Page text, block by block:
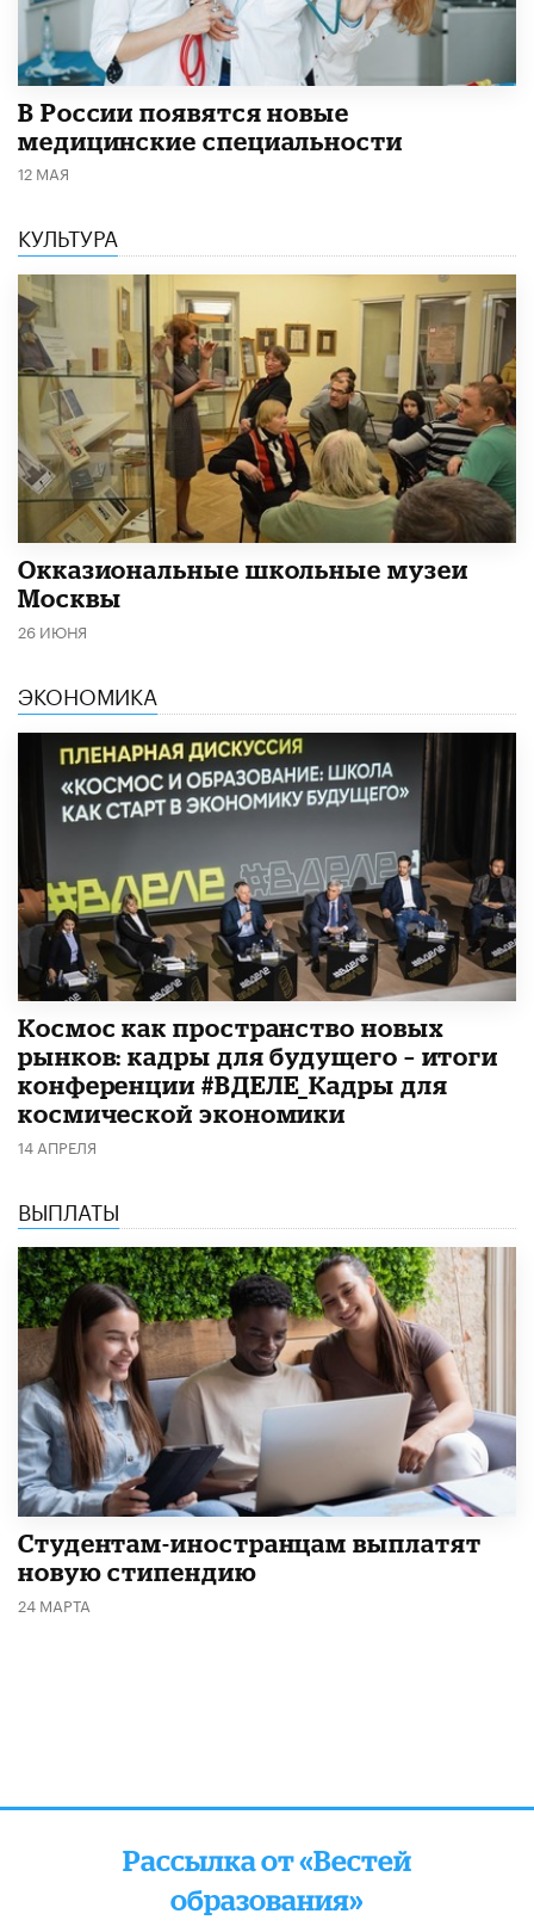
В России появятся новые
медицинские специальности
12 МАЯ
КУЛЬТУРА
​Окказиональные школьные музеи
Москвы
26 ИЮНЯ
ЭКОНОМИКА
Космос как пространство новых
рынков: кадры для будущего – итоги
конференции #ВДЕЛЕ_Кадры для
космической экономики
14 АПРЕЛЯ
ВЫПЛАТЫ
Студентам-иностранцам выплатят
новую стипендию
24 МАРТА
Рассылка от «Вестей
образования»